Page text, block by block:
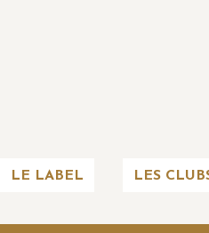
LE LABEL LES